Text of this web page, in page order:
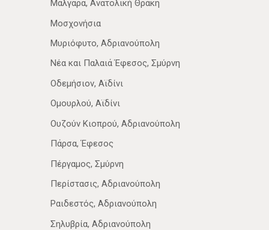
Μάλγαρα, Ανατολική Θράκη
Μοσχονήσια
Μυριόφυτο, Αδριανούπολη
Νέα­ και Παλαιά Έφεσος, Σμύρνη
Οδεμήσιον, Αϊδίνι
Ομουρλού, Αϊδίνι
Ουζούν Κιοπρού, Αδριανούπολη
Πάρσα, Έφεσος
Πέργαμος, Σμύρνη
Περίστασις, Αδριανούπολη
Ραιδεστός, Αδριανούπολη
Σηλυβρία, Αδριανούπολη